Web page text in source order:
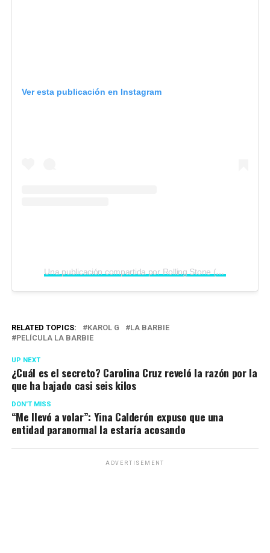
Ver esta publicación en Instagram
Una publicación compartida por Rolling Stone (@rollingstone)
RELATED TOPICS: KAROL G
LA BARBIE
PELÍCULA LA BARBIE
UP NEXT
¿Cuál es el secreto? Carolina Cruz reveló la razón por la
que ha bajado casi seis kilos
DON'T MISS
“Me llevó a volar”: Yina Calderón expuso que una
entidad paranormal la estaría acosando
ADVERTISEMENT